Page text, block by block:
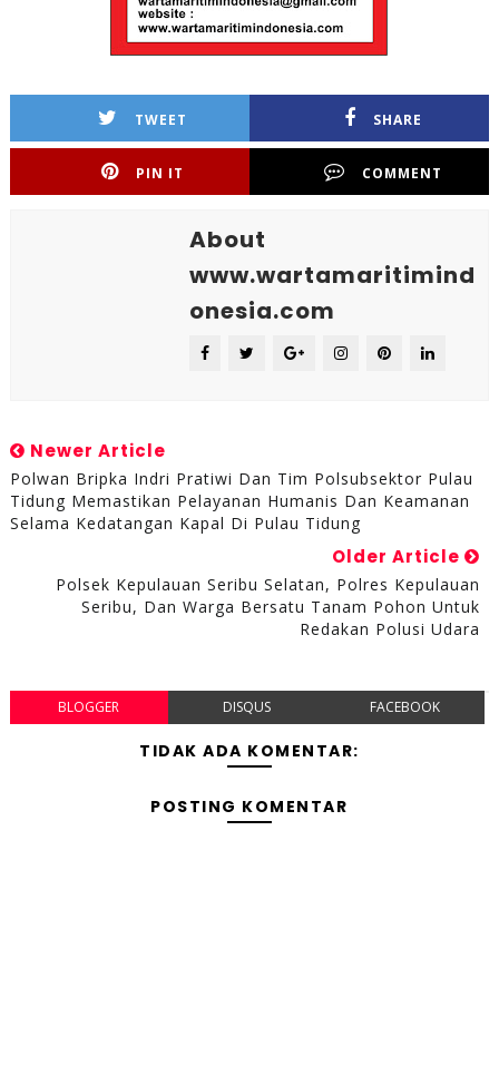
TWEET SHARE
PIN IT COMMENT
About
www.wartamaritimind
onesia.com
Newer Article
Polwan Bripka Indri Pratiwi Dan Tim Polsubsektor Pulau
Tidung Memastikan Pelayanan Humanis Dan Keamanan
Selama Kedatangan Kapal Di Pulau Tidung
Older Article
Polsek Kepulauan Seribu Selatan, Polres Kepulauan
Seribu, Dan Warga Bersatu Tanam Pohon Untuk
Redakan Polusi Udara
BLOGGER DISQUS FACEBOOK
TIDAK ADA KOMENTAR:
POSTING KOMENTAR